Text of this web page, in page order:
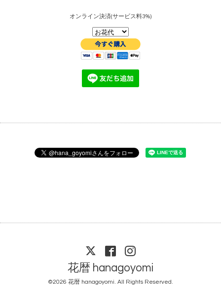
オンライン決済(サービス料3%)
花暦 hanagoyomi
©2026 花暦 hanagoyomi. All Rights Reserved.